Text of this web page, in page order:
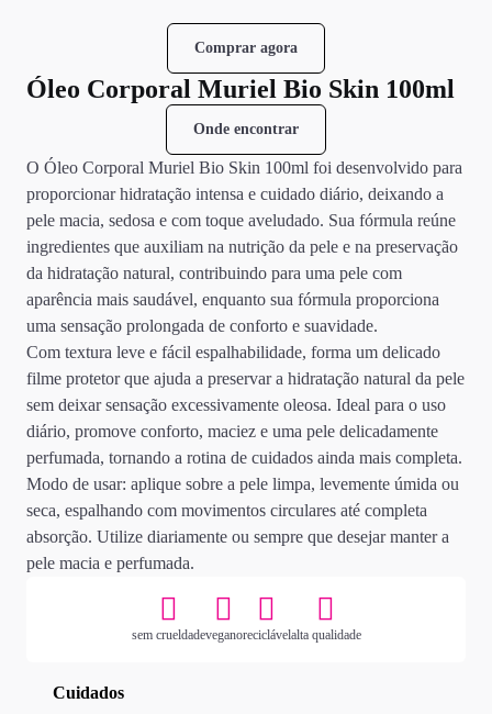
Comprar agora
Óleo Corporal Muriel Bio Skin 100ml
Onde encontrar
O Óleo Corporal Muriel Bio Skin 100ml foi desenvolvido para
proporcionar hidratação intensa e cuidado diário, deixando a
pele macia, sedosa e com toque aveludado. Sua fórmula reúne
ingredientes que auxiliam na nutrição da pele e na preservação
da hidratação natural, contribuindo para uma pele com
aparência mais saudável, enquanto sua fórmula proporciona
uma sensação prolongada de conforto e suavidade.
Com textura leve e fácil espalhabilidade, forma um delicado
filme protetor que ajuda a preservar a hidratação natural da pele
sem deixar sensação excessivamente oleosa. Ideal para o uso
diário, promove conforto, maciez e uma pele delicadamente
perfumada, tornando a rotina de cuidados ainda mais completa.
Modo de usar: aplique sobre a pele limpa, levemente úmida ou
seca, espalhando com movimentos circulares até completa
absorção. Utilize diariamente ou sempre que desejar manter a
pele macia e perfumada.
sem crueldadeveganoreciclávelalta qualidade
Cuidados